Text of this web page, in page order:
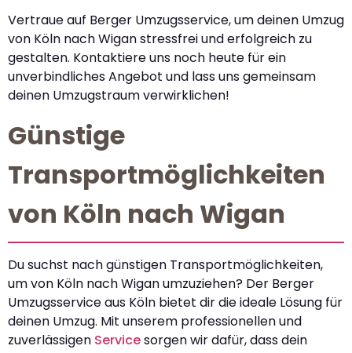
Vertraue auf Berger Umzugsservice, um deinen Umzug
von Köln nach Wigan stressfrei und erfolgreich zu
gestalten. Kontaktiere uns noch heute für ein
unverbindliches Angebot und lass uns gemeinsam
deinen Umzugstraum verwirklichen!
Günstige
Transportmöglichkeiten
von Köln nach Wigan
Du suchst nach günstigen Transportmöglichkeiten,
um von Köln nach Wigan umzuziehen? Der Berger
Umzugsservice aus Köln bietet dir die ideale Lösung für
deinen Umzug. Mit unserem professionellen und
zuverlässigen Servicesorgen wir dafür, dass dein